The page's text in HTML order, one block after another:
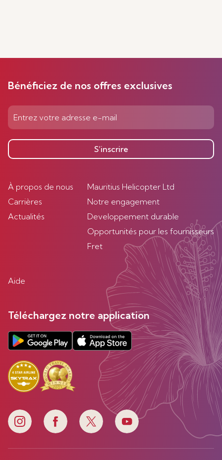
Bénéficiez de nos offres exclusives
S’inscrire
À propos de nous
Carrières
Actualités
Mauritius Helicopter Ltd
Notre engagement
Developpement durable
Opportunités pour les fournisseurs
Fret
Aide
Téléchargez notre application